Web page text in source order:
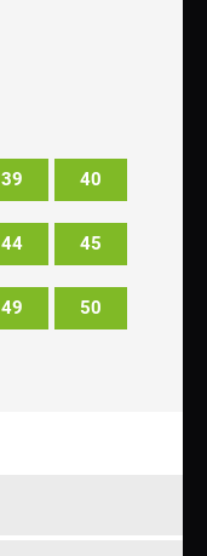
39 40
44 45
49 50